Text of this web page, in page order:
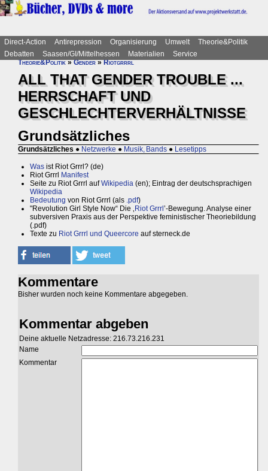
Direct-Action Antirepression Organisierung Umwelt
Theorie&Politik
Debatten
Saasen/GI/Mittelhessen Materialien
Service
Theorie&Politik»Gender»Riotgrrrl
ALL THAT GENDER TROUBLE ...
HERRSCHAFT UND
GESCHLECHTERVERHÄLTNISSE
Grundsätzliches
Grundsätzliches ● Netzwerke ● Musik, Bands ● Lesetipps
Was ist Riot Grrrl? (de)
Riot Grrrl Manifest
Seite zu Riot Grrrl aufWikipedia (en); Eintrag der deutschsprachigen
Wikipedia
Bedeutung von Riot Grrrl (als .pdf)
"Revolution Girl Style Now“ Die ‚ Riot Grrrl ’-Bewegung. Analyse einer
subversiven Praxis aus der Perspektive feministischer Theoriebildung
(.pdf)
Texte zu Riot Grrrl und Queercore auf sterneck.de
Kommentare
Bisher wurden noch keine Kommentare abgegeben.
Kommentar abgeben
Deine aktuelle Netzadresse: 216.73.216.231
Name
Kommentar